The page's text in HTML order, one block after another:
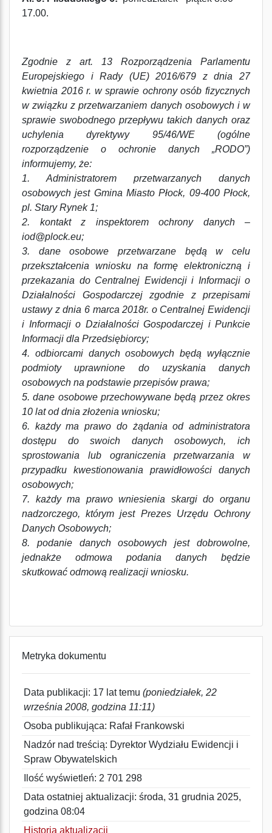
17.00.
Zgodnie z art. 13 Rozporządzenia Parlamentu
Europejskiego i Rady (UE) 2016/679 z dnia 27
kwietnia 2016 r. w sprawie ochrony osób fizycznych
w związku z przetwarzaniem danych osobowych i w
sprawie swobodnego przepływu takich danych oraz
uchylenia dyrektywy 95/46/WE (ogólne
rozporządzenie o ochronie danych „RODO”)
informujemy, że:
1. Administratorem przetwarzanych danych
osobowych jest Gmina Miasto Płock, 09-400 Płock,
pl. Stary Rynek 1;
2. kontakt z inspektorem ochrony danych –
iod@plock.eu;
3. dane osobowe przetwarzane będą w celu
przekształcenia wniosku na formę elektroniczną i
przekazania do Centralnej Ewidencji i Informacji o
Działalności Gospodarczej zgodnie z przepisami
ustawy z dnia 6 marca 2018r. o Centralnej Ewidencji
i Informacji o Działalności Gospodarczej i Punkcie
Informacji dla Przedsiębiorcy;
4. odbiorcami danych osobowych będą wyłącznie
podmioty uprawnione do uzyskania danych
osobowych na podstawie przepisów prawa;
5. dane osobowe przechowywane będą przez okres
10 lat od dnia złożenia wniosku;
6. każdy ma prawo do żądania od administratora
dostępu do swoich danych osobowych, ich
sprostowania lub ograniczenia przetwarzania w
przypadku kwestionowania prawidłowości danych
osobowych;
7. każdy ma prawo wniesienia skargi do organu
nadzorczego, którym jest Prezes Urzędu Ochrony
Danych Osobowych;
8. podanie danych osobowych jest dobrowolne,
jednakże odmowa podania danych będzie
skutkować odmową realizacji wniosku.
Metryka dokumentu
Data publikacji: 17 lat temu (poniedziałek, 22
września 2008, godzina 11:11)
Osoba publikująca: Rafał Frankowski
Nadzór nad treścią: Dyrektor Wydziału Ewidencji i
Spraw Obywatelskich
Ilość wyświetleń: 2 701 298
Data ostatniej aktualizacji: środa, 31 grudnia 2025,
godzina 08:04
Historia aktualizacji